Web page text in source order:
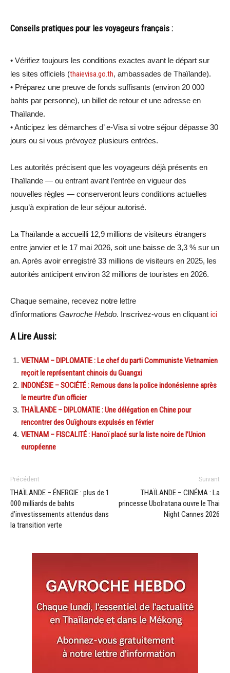
Conseils pratiques pour les voyageurs français :
•⁠ ⁠Vérifiez toujours les conditions exactes avant le départ sur
les sites officiels (thaievisa.go.th, ambassades de Thaïlande).
•⁠ ⁠Préparez une preuve de fonds suffisants (environ 20 000
bahts par personne), un billet de retour et une adresse en
Thaïlande.
•⁠ ⁠Anticipez les démarches d’ e-Visa si votre séjour dépasse 30
jours ou si vous prévoyez plusieurs entrées.
Les autorités précisent que les voyageurs déjà présents en
Thaïlande — ou entrant avant l’entrée en vigueur des
nouvelles règles — conserveront leurs conditions actuelles
jusqu’à expiration de leur séjour autorisé.
La Thaïlande a accueilli 12,9 millions de visiteurs étrangers
entre janvier et le 17 mai 2026, soit une baisse de 3,3 % sur un
an. Après avoir enregistré 33 millions de visiteurs en 2025, les
autorités anticipent environ 32 millions de touristes en 2026.
Chaque semaine, recevez notre lettre
d’informations Gavroche Hebdo. Inscrivez-vous en cliquant ici
A Lire Aussi:
VIETNAM – DIPLOMATIE : Le chef du parti Communiste Vietnamien
reçoit le représentant chinois du Guangxi
INDONÉSIE – SOCIÉTÉ : Remous dans la police indonésienne après
le meurtre d’un officier
THAÏLANDE – DIPLOMATIE : Une délégation en Chine pour
rencontrer des Ouïghours expulsés en février
VIETNAM – FISCALITÉ : Hanoï placé sur la liste noire de l’Union
européenne
Précédent
THAÏLANDE – ÉNERGIE : plus de 1
000 milliards de bahts
d’investissements attendus dans
la transition verte
Suivant
THAÏLANDE – CINÉMA : La
princesse Ubolratana ouvre le Thai
Night Cannes 2026